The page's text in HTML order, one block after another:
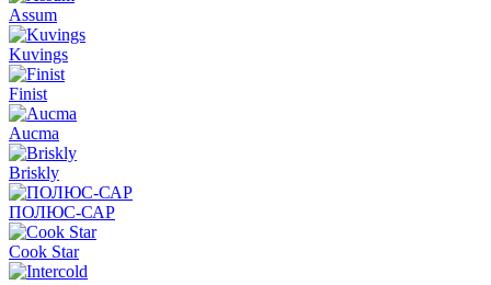
Assum
Kuvings
Finist
Aucma
Briskly
ПОЛЮС-САР
Cook Star